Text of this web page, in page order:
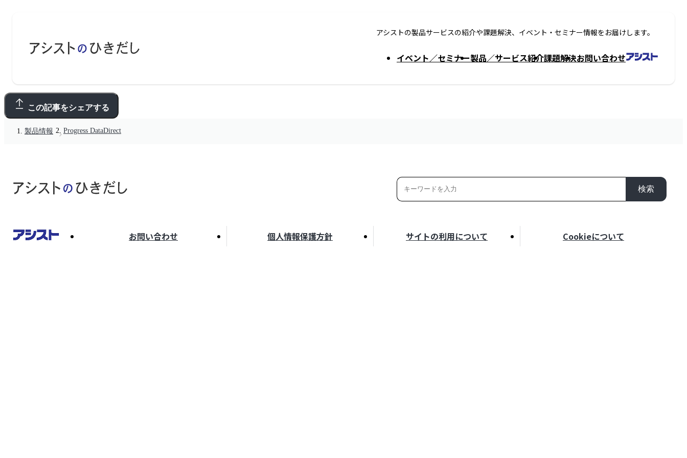
アシストの製品サービスの紹介や課題解決、イベント・セミナー情報をお届けします。
イベント／セミナー製品／サービス紹介課題解決お問い合わせ
この記事をシェアする
製品情報 Progress DataDirect
検索
お問い合わせ 個人情報保護方針 サイトの利用について Cookieについて